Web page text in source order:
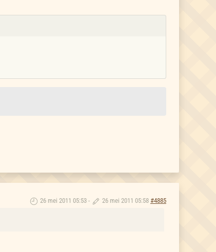
26 mei 2011 05:53 - 26 mei 2011 05:58 #4885